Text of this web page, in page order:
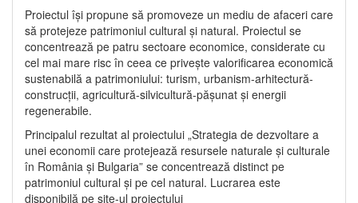
Proiectul își propune să promoveze un mediu de afaceri care
să protejeze patrimoniul cultural și natural. Proiectul se
concentrează pe patru sectoare economice, considerate cu
cel mai mare risc în ceea ce privește valorificarea economică
sustenabilă a patrimoniului: turism, urbanism-arhitectură-
construcții, agricultură-silvicultură-pășunat și energii
regenerabile.
Principalul rezultat al proiectului „Strategia de dezvoltare a
unei economii care protejează resursele naturale și culturale
în România și Bulgaria” se concentrează distinct pe
patrimoniul cultural și pe cel natural. Lucrarea este
disponibilă pe site-ul proiectului